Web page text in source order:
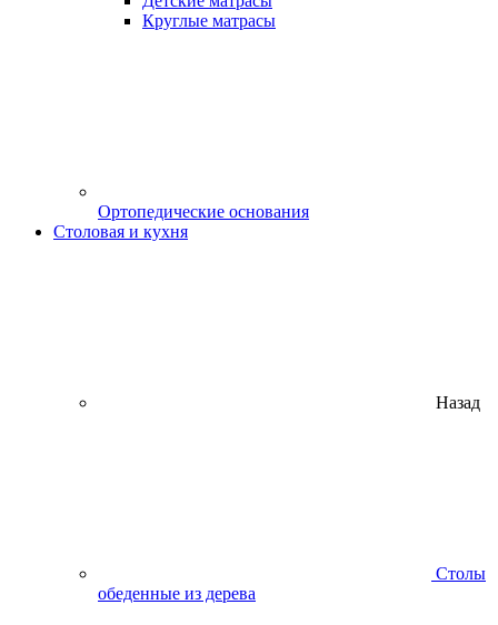
Круглые матрасы
Ортопедические основания
Столовая и кухня
Назад
Столы
обеденные из дерева